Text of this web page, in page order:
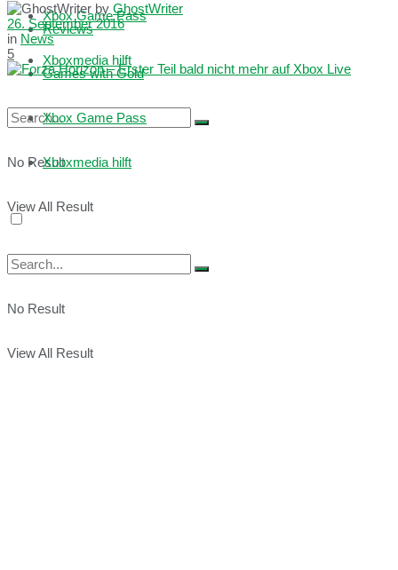
Xbox Game Pass
Xboxmedia hilft
No Result
View All Result
Reviews
Games with Gold
Xbox Game Pass
Xboxmedia hilft
No Result
View All Result
by GhostWriter
26. September 2016
in News
5